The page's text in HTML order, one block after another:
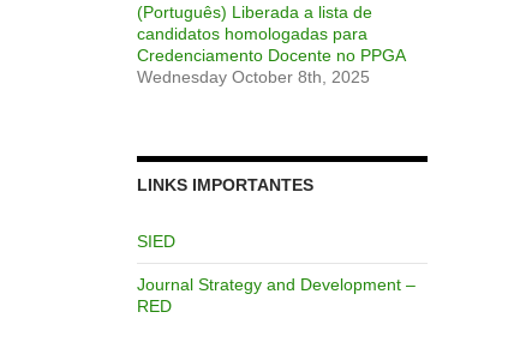
(Português) Liberada a lista de
candidatos homologadas para
Credenciamento Docente no PPGA
Wednesday October 8th, 2025
LINKS IMPORTANTES
SIED
Journal Strategy and Development –
RED